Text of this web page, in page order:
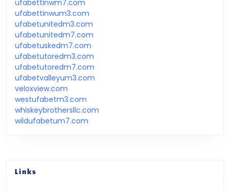
ufabettinwm7.com
ufabettinwum3.com
ufabetunitedm3.com
ufabetunitedm7.com
ufabetuskedm7.com
ufabetutoredm3.com
ufabetutoredm7.com
ufabetvalleyum3.com
veloxview.com
westufabetm3.com
whiskeybrothersllc.com
wildufabetum7.com
Links